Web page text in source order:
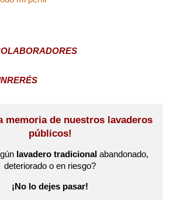
memoria de nuestros lavaderos
públicos!
lavadero tradicional abandonado,
deteriorado o en riesgo?
¡No lo dejes pasar!